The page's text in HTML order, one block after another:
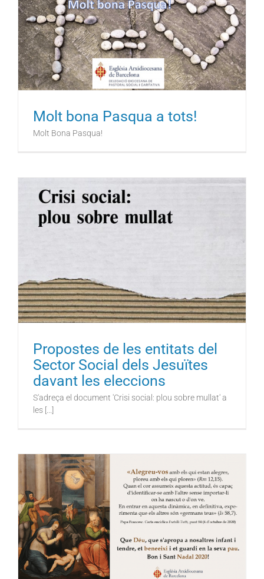
Molt bona Pasqua a tots!
Molt Bona Pasqua!
Propostes de les entitats del
Sector Social dels Jesuïtes
davant les eleccions
S'adreça el document 'Crisi social: plou sobre mullat' a
les [...]